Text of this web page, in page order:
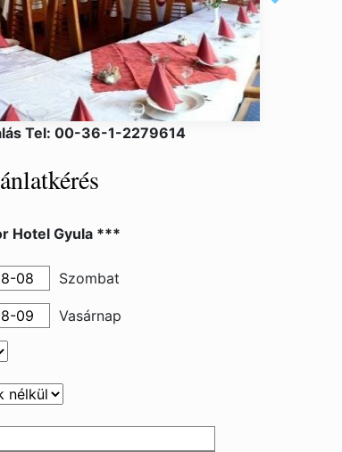
Tel: 00-36-1-2279614
Hotel Gyula ***
Szombat
Vasárnap